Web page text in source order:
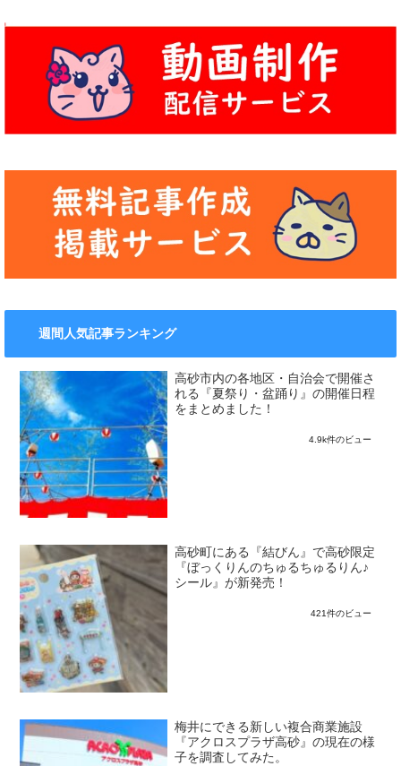
週間人気記事ランキング
高砂市内の各地区・自治会で開催さ
れる『夏祭り・盆踊り』の開催日程
をまとめました！
4.9k件のビュー
高砂町にある『結びん』で高砂限定
『ぼっくりんのちゅるちゅるりん♪
シール』が新発売！
421件のビュー
梅井にできる新しい複合商業施設
『アクロスプラザ高砂』の現在の様
子を調査してみた。